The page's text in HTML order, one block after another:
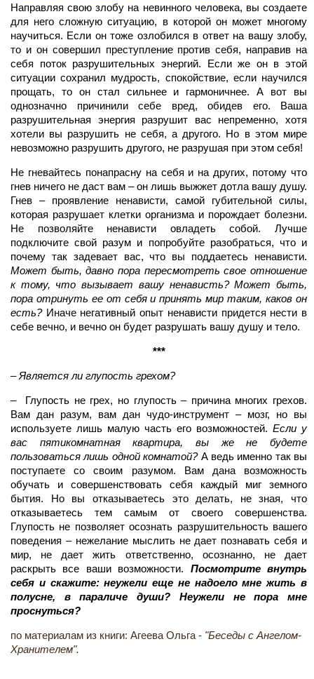
Направляя свою злобу на невинного человека, вы создаете
для него сложную ситуацию, в которой он может многому
научиться. Если он тоже озлобился в ответ на вашу злобу,
то и он совершил преступление против себя, направив на
себя поток разрушительных энергий. Если же он в этой
ситуации сохранил мудрость, спокойствие, если научился
прощать, то он стал сильнее и гармоничнее. А вот вы
однозначно причинили себе вред, обидев его. Ваша
разрушительная энергия разрушит вас непременно, хотя
хотели вы разрушить не себя, а другого. Но в этом мире
невозможно разрушить другого, не разрушая при этом себя!
Не гневайтесь понапрасну на себя и на других, потому что
гнев ничего не даст вам – он лишь выжжет дотла вашу душу.
Гнев – проявление ненависти, самой губительной силы,
которая разрушает клетки организма и порождает болезни.
Не позволяйте ненависти овладеть собой. Лучше
подключите свой разум и попробуйте разобраться, что и
почему так задевает вас, что вы поддаетесь ненависти.
Может быть, давно пора пересмотреть свое отношение
к тому, что вызывает вашу ненависть? Может быть,
пора отринуть ее от себя и принять мир таким, каков он
есть?Иначе негативный опыт ненависти придется нести в
себе вечно, и вечно он будет разрушать вашу душу и тело.
***
–Является ли глупость грехом?
– Глупость не грех, но глупость – причина многих грехов.
Вам дан разум, вам дан чудо-инструмент – мозг, но вы
используете лишь малую часть его возможностей. Если у
вас пятикомнатная квартира, вы же не будете
пользоваться лишь одной комнатой?А ведь именно так вы
поступаете со своим разумом. Вам дана возможность
обучать и совершенствовать себя каждый миг земного
бытия. Но вы отказываетесь это делать, не зная, что
отказываетесь тем самым от своего совершенства.
Глупость не позволяет осознать разрушительность вашего
поведения – нежелание мыслить не дает познавать себя и
мир, не дает жить ответственно, осознанно, не дает
раскрыть все ваши возможности. Посмотрите внутрь
себя и скажите: неужели еще не надоело мне жить в
полусне, в параличе души? Неужели не пора мне
проснуться?
по материалам из книги: Агеева Ольга - "Беседы с Ангелом-
Хранителем".